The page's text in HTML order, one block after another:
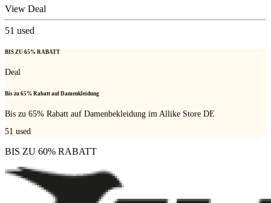
View Deal
51 used
BIS ZU 65% RABATT
Deal
Bis zu 65% Rabatt auf Damenkleidung
Bis zu 65% Rabatt auf Damenbekleidung im Allike Store DE
51 used
BIS ZU 60% RABATT